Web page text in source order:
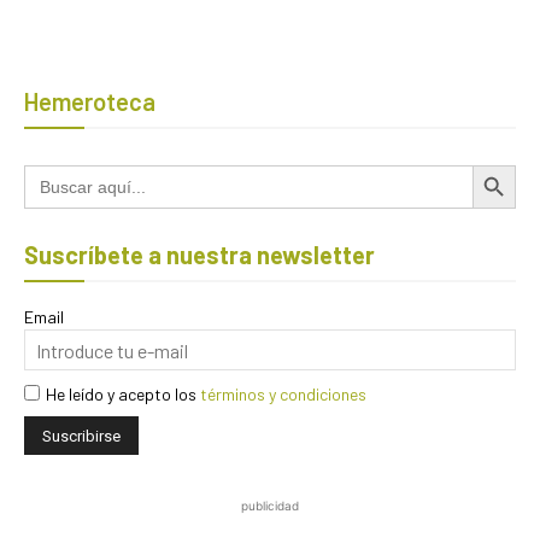
Hemeroteca
Buscar: Botón de
Suscríbete a nuestra newsletter
Email
He leído y acepto los términos y condiciones
publicidad